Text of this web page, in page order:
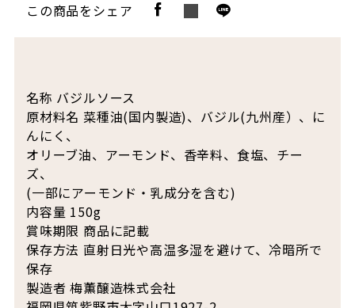
この商品をシェア
名称 バジルソース
原材料名 菜種油(国内製造)、バジル(九州産）、に
んにく、
オリーブ油、アーモンド、香辛料、食塩、チー
ズ、
(一部にアーモンド・乳成分を含む)
内容量 150g
賞味期限 商品に記載
保存方法 直射日光や高温多湿を避けて、冷暗所で
保存
製造者 梅薫醸造株式会社